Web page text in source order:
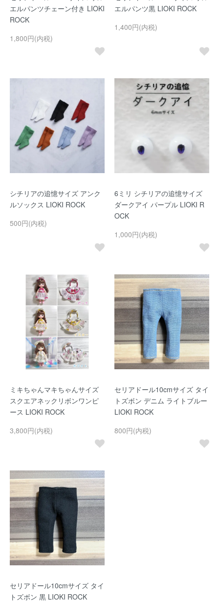
エルパンツチェーン付き LIOKI
ROCK
1,800円(内税)
エルパンツ黒 LIOKI ROCK
1,400円(内税)
シチリアの追憶サイズ アンク
ルソックス LIOKI ROCK
500円(内税)
6ミリ シチリアの追憶サイズ
ダークアイ パープル LIOKI R
OCK
1,000円(内税)
ミキちゃんマキちゃんサイズ
スクエアネックリボンワンピ
ース LIOKI ROCK
3,800円(内税)
セリアドール10cmサイズ タイ
トズボン デニム ライトブルー
LIOKI ROCK
800円(内税)
セリアドール10cmサイズ タイ
トズボン 黒 LIOKI ROCK